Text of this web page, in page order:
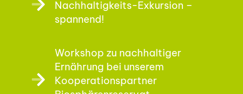
Nachhaltigkeits-Exkursion –
spannend!
Workshop zu nachhaltiger
Ernährung bei unserem
Kooperationspartner